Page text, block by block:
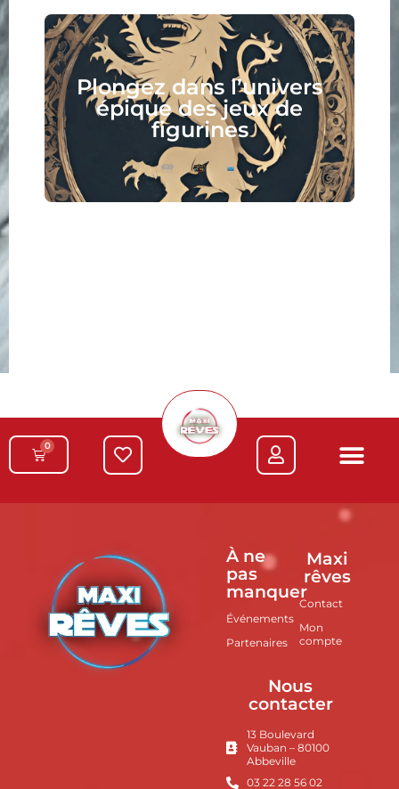
Plongez dans l’univers
épique des jeux de
figurines
0
À ne
pas
manquer
Événements
Partenaires
Maxi
rêves
Contact
Mon
compte
Nous
contacter
13 Boulevard
Vauban – 80100
Abbeville
03 22 28 56 02